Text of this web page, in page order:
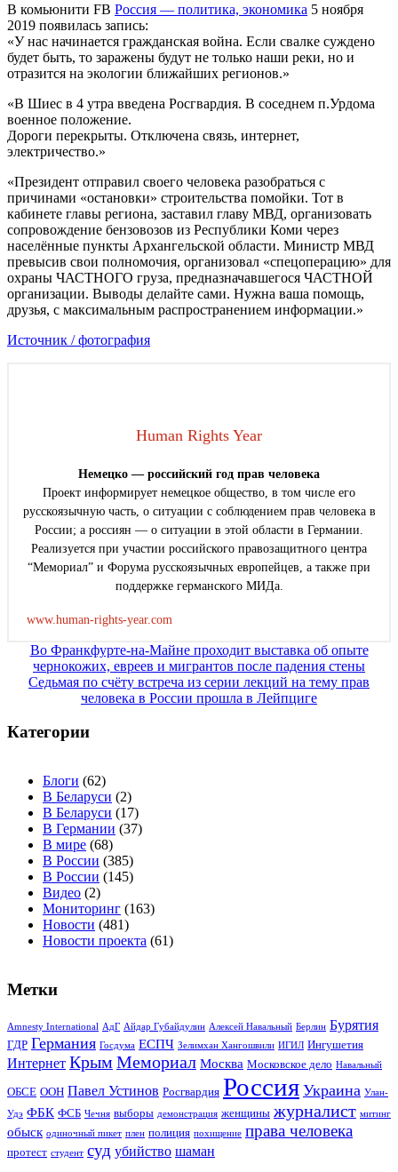
В комьюнити FB Россия — политика, экономика 5 ноября
2019 появилась запись:
«У нас начинается гражданская война. Если свалке суждено
будет быть, то заражены будут не только наши реки, но и
отразится на экологии ближайших регионов.»
«В Шиес в 4 утра введена Росгвардия. В соседнем п.Урдома
военное положение.
Дороги перекрыты. Отключена связь, интернет,
электричество.»
«Президент отправил своего человека разобраться с
причинами «остановки» строительства помойки. Тот в
кабинете главы региона, заставил главу МВД, организовать
сопровождение бензовозов из Республики Коми через
населённые пункты Архангельской области. Министр МВД
превысив свои полномочия, организовал «спецоперацию» для
охраны ЧАСТНОГО груза, предназначавшегося ЧАСТНОЙ
организации. Выводы делайте сами. Нужна ваша помощь,
друзья, с максимальным распространением информации.»
Источник / фотография
Human Rights Year
Немецко — российский год прав человека
Проект информирует немецкое общество, в том числе его
русскоязычную часть, о ситуации с соблюдением прав человека в
России; а россиян — о ситуации в этой области в Германии.
Реализуется при участии российского правозащитного центра
“Мемориал” и Форума русскоязычных европейцев, а также при
поддержке германского МИДа.
www.human-rights-year.com
Навигация
по
записям
Во Франкфурте-на-Майне проходит выставка об опыте
чернокожих, евреев и мигрантов после падения стены
Седьмая по счёту встреча из серии лекций на тему прав
человека в России прошла в Лейпциге
Категории
Блоги (62)
В Беларуси (2)
В Беларуси (17)
В Германии (37)
В мире (68)
В России (385)
В России (145)
Видео (2)
Мониторинг (163)
Новости (481)
Новости проекта (61)
Метки
Amnesty International АдГ Айдар Губайдулин Алексей Навальный Берлин Бурятия
ГДР Германия Госдума ЕСПЧ Зелимхан Хангошвили ИГИЛ Ингушетия
Интернет Крым Мемориал Москва Московское дело Навальный
ОБСЕ ООН Павел Устинов Росгвардия Россия Украина Улан-
Удэ ФБК ФСБ Чечня выборы демонстрация женщины журналист митинг
обыск одиночный пикет плен полиция похищение права человека
протест студент суд убийство шаман